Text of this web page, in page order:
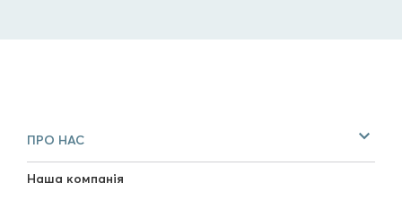
ПРО НАС
Наша компанія